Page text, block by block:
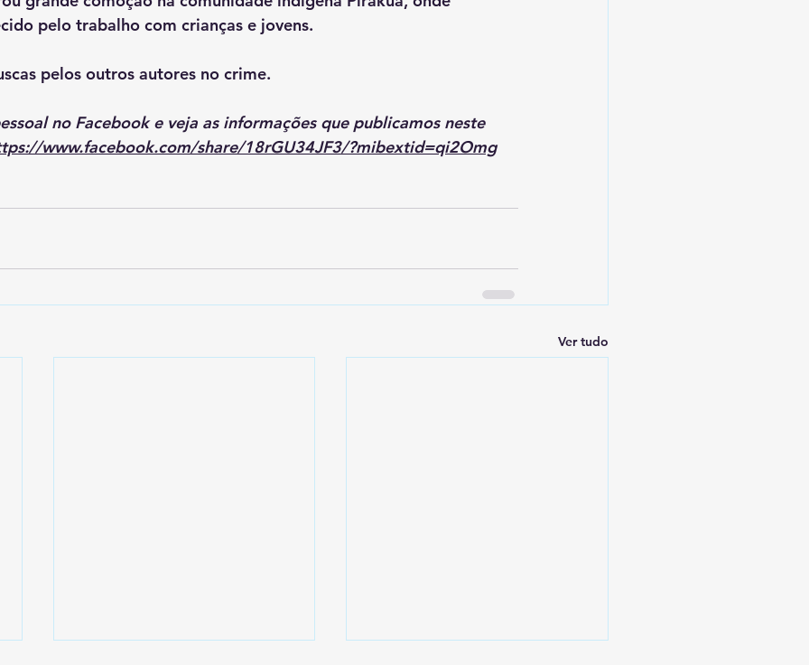
pelo trabalho com crianças e jovens.
pelos outros autores no crime.
no Facebook e veja as informações que publicamos neste
www.facebook.com/share/18rGU34JF3/?mibextid=qi2Omg
Ver tudo